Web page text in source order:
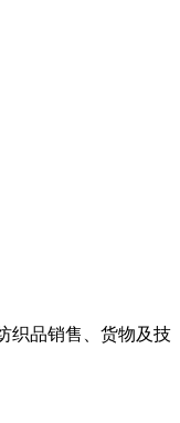
织品销售、货物及技